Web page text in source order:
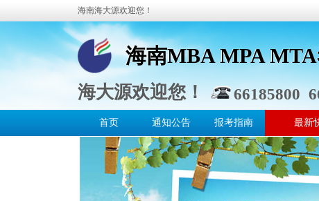
海南海大源欢迎您！
66185800
首页 通知公告 报考指南 最新
海南MBA MPA
海南MBA MPA
海大源欢迎您！